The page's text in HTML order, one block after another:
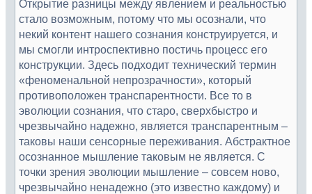
Открытие разницы между явлением и реальностью
стало возможным, потому что мы осознали, что
некий контент нашего сознания конструируется, и
мы смогли интроспективно постичь процесс его
конструкции. Здесь подходит технический термин
«феноменальной непрозрачности», который
противоположен транспарентности. Все то в
эволюции сознания, что старо, сверхбыстро и
чрезвычайно надежно, является транспарентным –
таковы наши сенсорные переживания. Абстрактное
осознанное мышление таковым не является. С
точки зрения эволюции мышление – совсем ново,
чрезвычайно ненадежно (это известно каждому) и